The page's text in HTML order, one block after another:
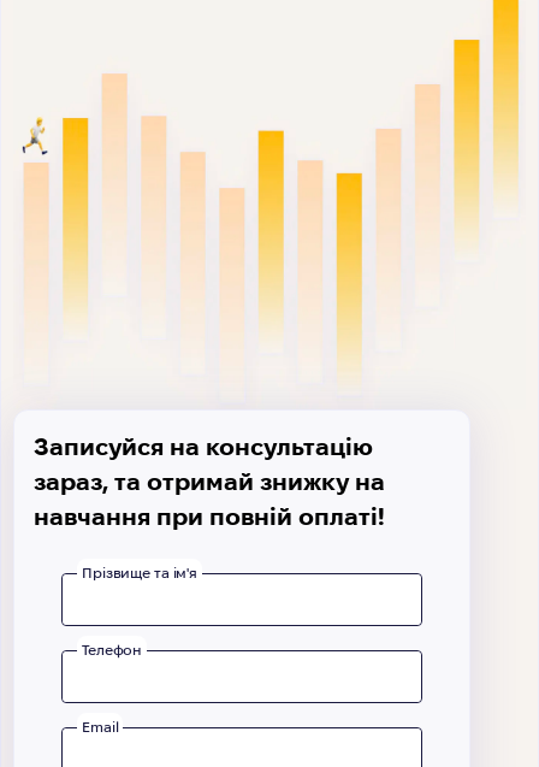
Записуйся на консультацію
зараз, та отримай знижку на
навчання при повній оплаті!
Прізвище та ім'я
Телефон
Email